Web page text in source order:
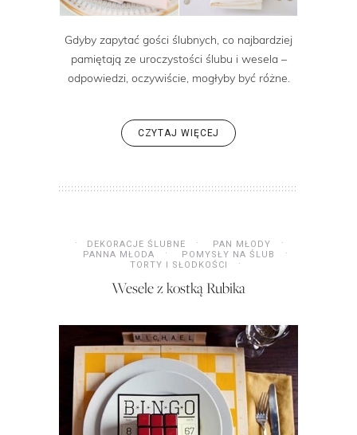
Gdyby zapytać gości ślubnych, co najbardziej
pamiętają ze uroczystości ślubu i wesela –
odpowiedzi, oczywiście, mogłyby być różne.
CZYTAJ WIĘCEJ
DEKORACJE ŚLUBNE
PAN MŁODY
PANNA MŁODA
POMYSŁY NA ŚLUB
TORTY I SŁODKOŚCI
Wesele z kostką Rubika